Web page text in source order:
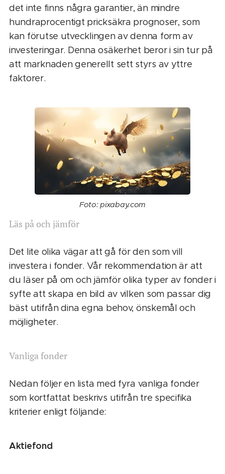
det inte finns några garantier, än mindre
hundraprocentigt pricksäkra prognoser, som
kan förutse utvecklingen av denna form av
investeringar. Denna osäkerhet beror i sin tur på
att marknaden generellt sett styrs av yttre
faktorer.
Foto: pixabay.com
Läs på och jämför
Det lite olika vägar att gå för den som vill
investera i fonder. Vår rekommendation är att
du läser på om och jämför olika typer av fonder i
syfte att skapa en bild av vilken som passar dig
bäst utifrån dina egna behov, önskemål och
möjligheter.
Vanliga fonder
Nedan följer en lista med fyra vanliga fonder
som kortfattat beskrivs utifrån tre specifika
kriterier enligt följande:
Aktiefond